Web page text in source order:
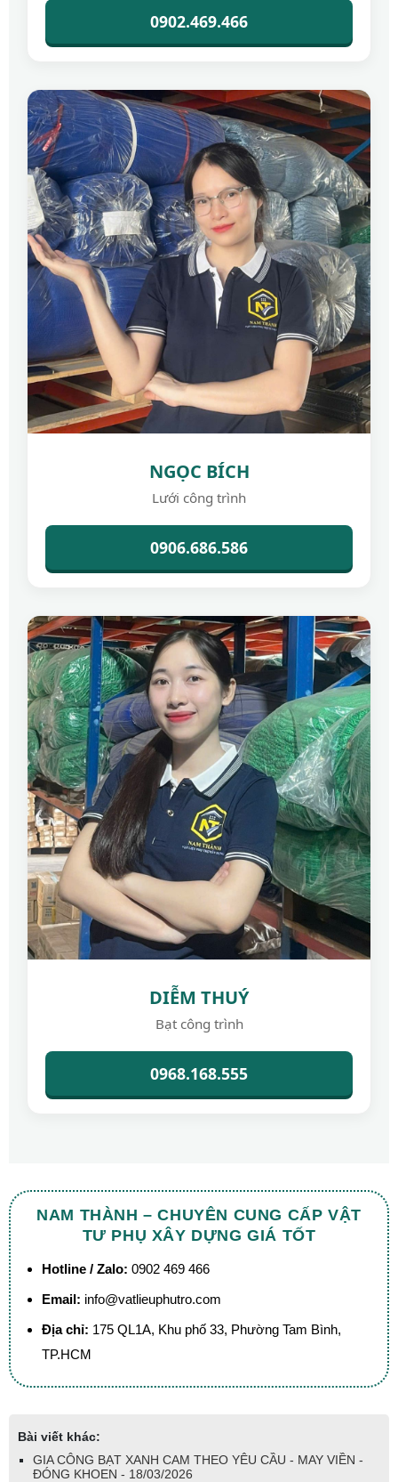
0902.469.466
NGỌC BÍCH
Lưới công trình
0906.686.586
DIỄM THUÝ
Bạt công trình
0968.168.555
NAM THÀNH – CHUYÊN CUNG CẤP VẬT
TƯ PHỤ XÂY DỰNG GIÁ TỐT
Hotline / Zalo: 0902 469 466
Email: info@vatlieuphutro.com
Địa chỉ: 175 QL1A, Khu phố 33, Phường Tam Bình,
TP.HCM
Bài viết khác:
GIA CÔNG BẠT XANH CAM THEO YÊU CẦU - MAY VIỀN -
ĐÓNG KHOEN - 18/03/2026